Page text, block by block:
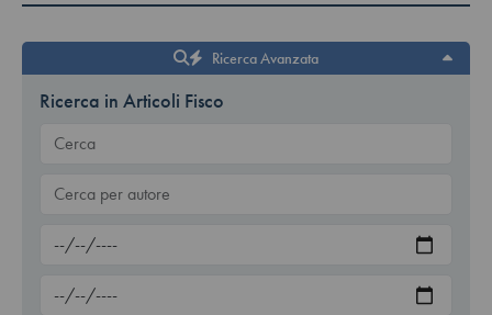
Ricerca Avanzata
Ricerca in Articoli Fisco